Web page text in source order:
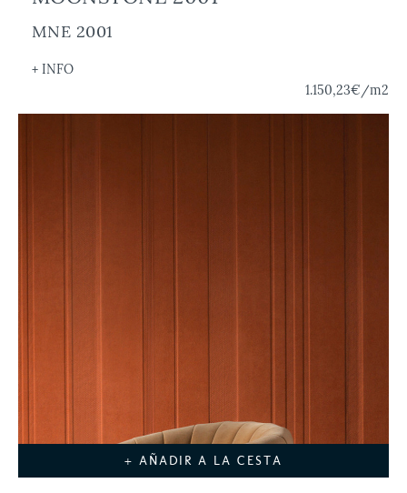
MNE 2001
+ INFO
1.150,23€/m2
+ AÑADIR A LA CESTA